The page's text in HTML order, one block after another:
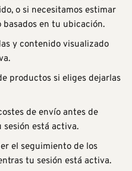
o si necesitamos estimar
en tu ubicación.
y contenido visualizado
productos si eliges dejarlas
de envío antes de
está activa.
el seguimiento de los
tu sesión está activa.